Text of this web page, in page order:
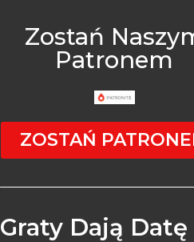
Zostań
Patronem
ZOSTAŃ
Graty Dają Datę